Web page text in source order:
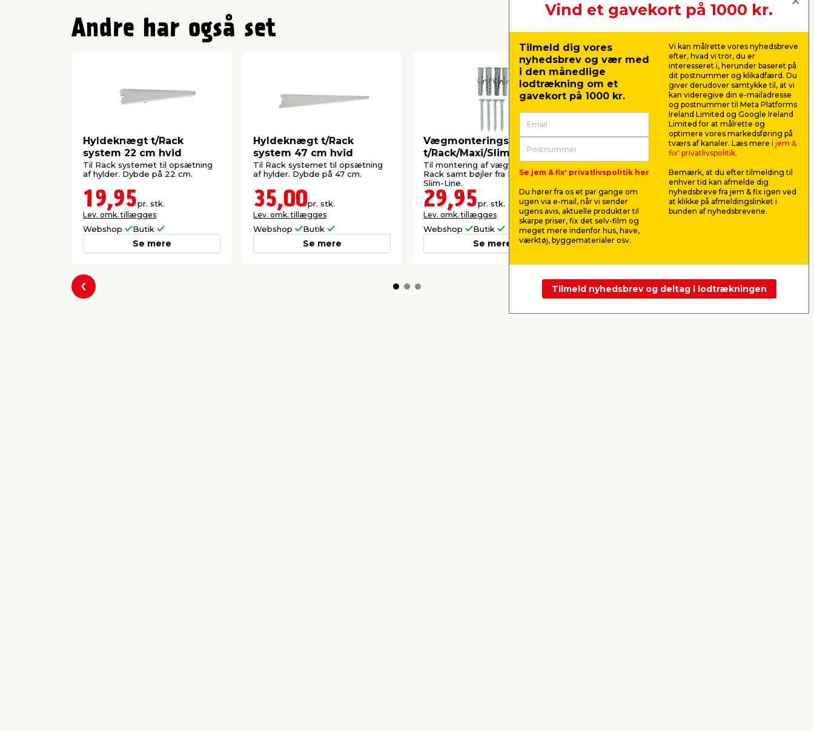
Andre har også set
Hyldeknægt t/Rack
system 22 cm hvid
Til Rack systemet til opsætning
af hylder. Dybde på 22 cm.
19,95pr. stk.
Lev. omk. tillægges
Webshop Butik
Se mere
Hyldeknægt t/Rack
system 47 cm hvid
Til Rack systemet til opsætning
af hylder. Dybde på 47 cm.
35,00pr. stk.
Lev. omk. tillægges
Webshop Butik
Se mere
Vægmonteringssæt
t/Rack/Maxi/Slim hvid
Til montering af vægvanger fra
Rack samt bøjler fra Maxi-Line og
Slim-Line.
29,95pr. stk.
Lev. omk. tillægges
Webshop Butik
Se mere
Vægvange t/Rack system
Monteres på væggen for at lave
væghængt Rack reol.
59,95 pr. stk.
Lev. omk. tillægges
Webshop
væghængt
Lev. omk.
Forrige Næste
Vind et gavekort på 1000 kr.
Tilmeld dig vores
nyhedsbrev og vær med
i den månedlige
lodtrækning om et
gavekort på 1000 kr.
Se jem & fix' privatlivspolitik her
Du hører fra os et par gange om
ugen via e-mail, når vi sender
ugens avis, aktuelle produkter til
skarpe priser, fix det selv-film og
meget mere indenfor hus, have,
værktøj, byggematerialer osv.
Vi kan målrette vores nyhedsbreve
efter, hvad vi tror, du er
interesseret i, herunder baseret på
dit postnummer og klikadfærd. Du
giver derudover samtykke til, at vi
kan videregive din e-mailadresse
og postnummer til Meta Platforms
Ireland Limited og Google Ireland
Limited for at målrette og
optimere vores markedsføring på
tværs af kanaler. Læs mere i jem &
fix' privatlivspolitik.
Bemærk, at du efter tilmelding til
enhver tid kan afmelde dig
nyhedsbreve fra jem & fix igen ved
at klikke på afmeldingslinket i
bunden af nyhedsbrevene.
Tilmeld nyhedsbrev og deltag i lodtrækningen